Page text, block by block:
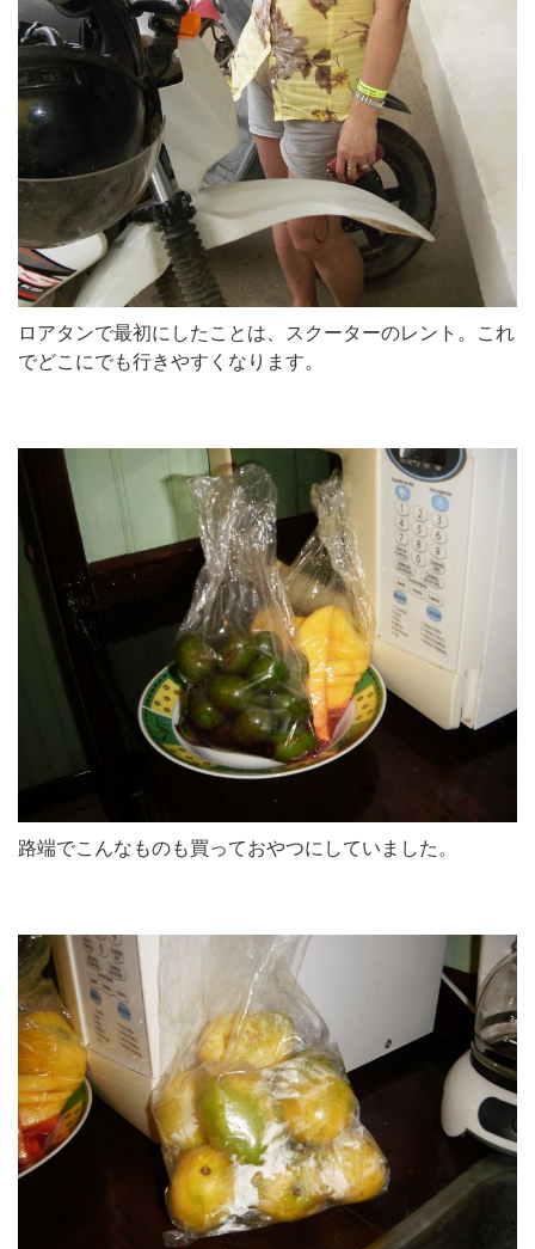
ロアタンで最初にしたことは、スクーターのレント。これ
でどこにでも行きやすくなります。
路端でこんなものも買っておやつにしていました。